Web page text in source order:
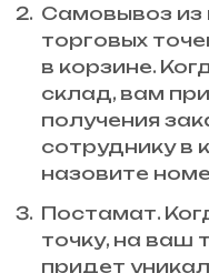
Самовывоз из
торговых
в корзине.
склад, вам
получения
сотруднику в
назовите
Постамат.
точку, на ваш
придет